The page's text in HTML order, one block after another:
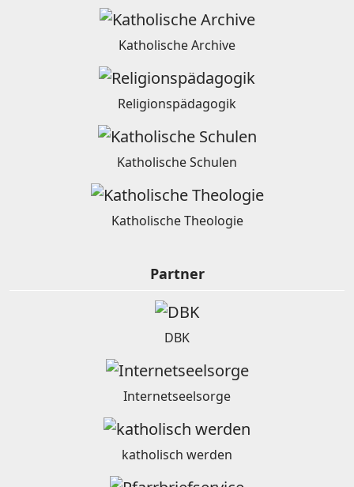
Katholische Archive
Religionspädagogik
Katholische Schulen
Katholische Theologie
Partner
DBK
Internetseelsorge
katholisch werden